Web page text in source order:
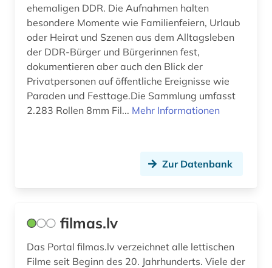
ehemaligen DDR. Die Aufnahmen halten
besondere Momente wie Familienfeiern, Urlaub
oder Heirat und Szenen aus dem Alltagsleben
der DDR-Bürger und Bürgerinnen fest,
dokumentieren aber auch den Blick der
Privatpersonen auf öffentliche Ereignisse wie
Paraden und Festtage.Die Sammlung umfasst
2.283 Rollen 8mm Fil... Mehr Informationen
Zur Datenbank
filmas.lv
Das Portal filmas.lv verzeichnet alle lettischen
Filme seit Beginn des 20. Jahrhunderts. Viele der